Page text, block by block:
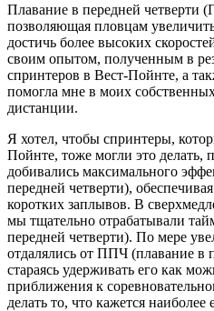
Плавание в передней четверти
позволяющая пловцам
достичь более высоких
своим опытом, полученным в
спринтеров в Вест-Пойнте, а
помогла мне в моих
дистанции.
Я хотел, чтобы спринтеры,
Пойнте, тоже могли это делать,
добивались максимального
передней четверти),
коротких заплывов. В
мы тщательно отрабатывали
передней четверти). По мере
отдалялись от ППЧ (плавание в
стараясь удерживать его как
приближения к
делать то, что кажется наиболее